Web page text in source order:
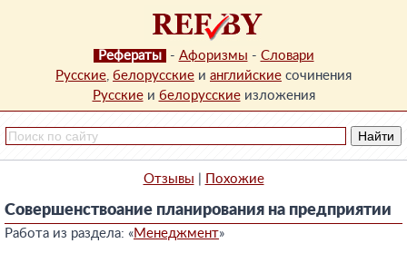
Рефераты - Афоризмы - Словари
Русские, белорусские и английские сочинения
Русскиеи белорусскиеизложения
Отзывы Похожие
Совершенствоание планирования на предприятии
Работа из раздела: «Менеджмент»